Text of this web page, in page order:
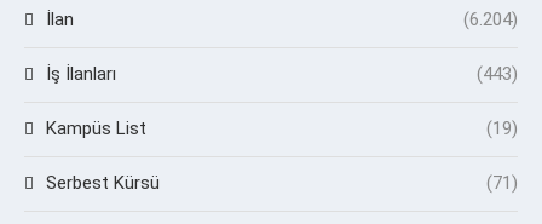
İlan (6.204)
İş İlanları (443)
Kampüs List (19)
Serbest Kürsü (71)